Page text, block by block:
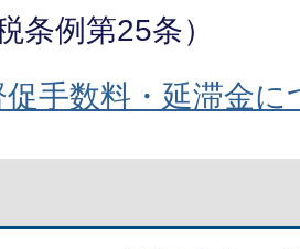
条例第25条）
手数料・延滞金に